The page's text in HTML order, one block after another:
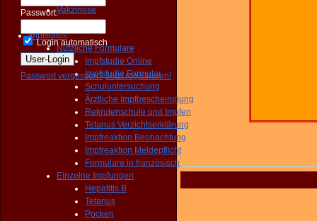
Vakzinose
Gemischte
Impfstatus
Nützliche Formulare
Impfstudie Online
Impfstudie Formular
Schuluntersuchung
Ärztliche Impfbescheinigung
Rekrutenschule und Impfen
Tetanus Verzichtserklärung
Impfreaktion Beobachtung
Impfreaktion Meldepflicht
Formulare in französisch
Einzelne Impfungen
Hepatitis B
Tetanus
Pocken
Passwort:
Login automatisch
Passwort vergessen? Jetzt registrieren!